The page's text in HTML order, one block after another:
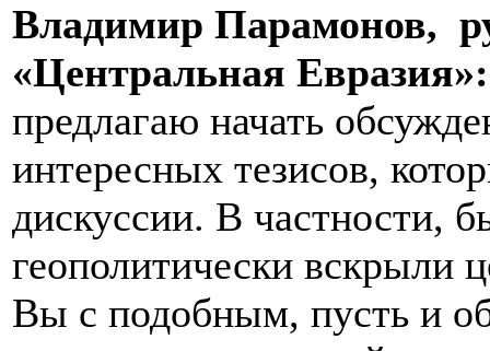
Владимир Парамонов,
«Центральная Евразия»:
предлагаю начать
интересных тезисов,
дискуссии. В частности,
геополитически вскрыли
Вы с подобным, пусть и